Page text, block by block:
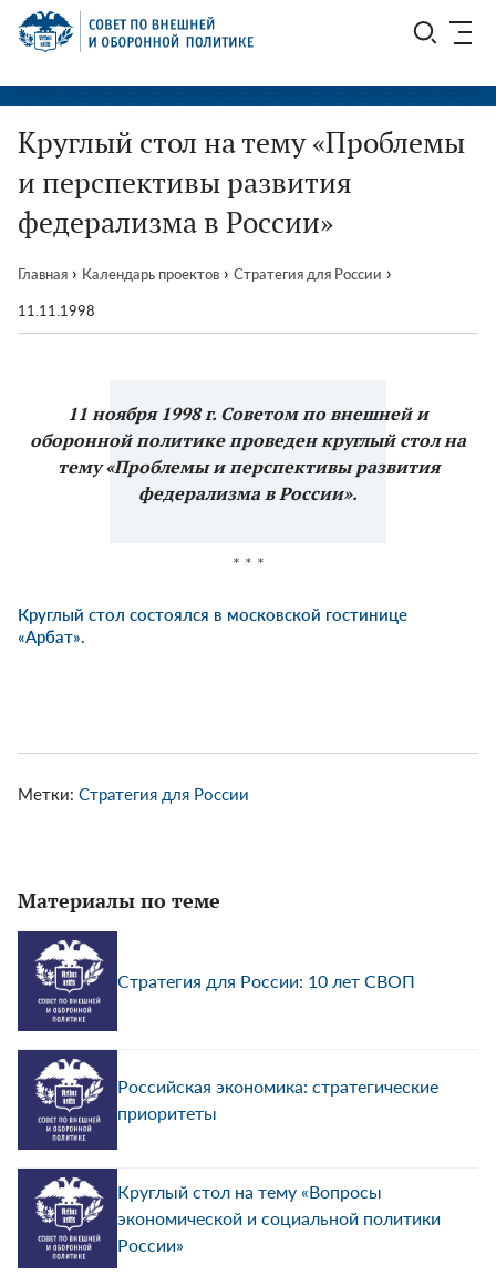
Перейти
СВОП
Круглый стол на тему «Проблемы
и перспективы развития
федерализма в России»
Главная › Календарь проектов › Стратегия для России ›
11.11.1998
11 ноября 1998 г. Советом по внешней и
оборонной политике проведен круглый стол на
тему «Проблемы и перспективы развития
федерализма в России».
* * *
Круглый стол состоялся в московской гостинице
«Арбат».
Метки: Стратегия для России
Материалы по теме
Стратегия для России: 10 лет СВОП
Российская экономика: стратегические
приоритеты
Круглый стол на тему «Вопросы
экономической и социальной политики
России»